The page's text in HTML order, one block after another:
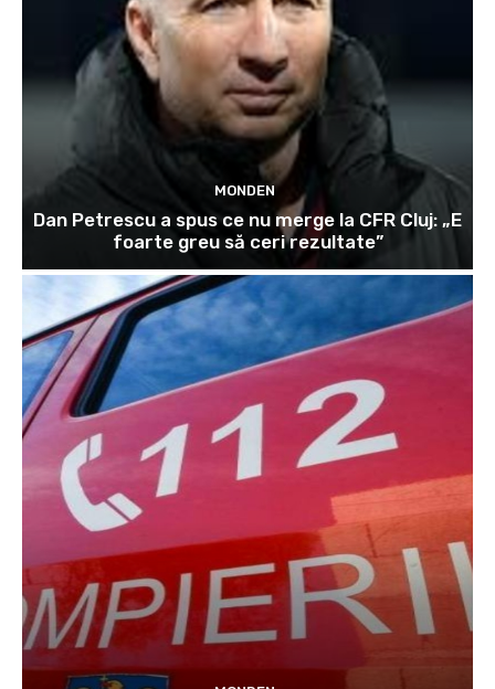
MONDEN
Dan Petrescu a spus ce nu merge la CFR Cluj: „E
foarte greu să ceri rezultate”